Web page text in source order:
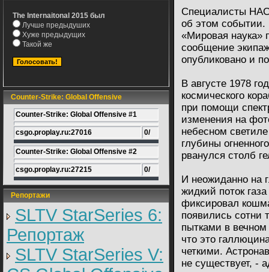
The Internaitonal 2015 был
Лучше предыдуших
Хуже предыдущих
Такой же
Counter-Strike: Global Offensive
Counter-Strike: Global Offensive #1
csgo.proplay.ru:27016 0/
Counter-Strike: Global Offensive #2
csgo.proplay.ru:27215 0/
Репортажи
SLTV StarSeries 6:
Репортаж
SLTV StarSeries V:
Специалисты
об этом событии.
«Мировая наука»
сообщение
опубликовано и
В августе 1978
космического
при помощи
изменения на
небесном
глубины
рванулся столб
И неожиданно на
жидкий поток
фиксировал
появились сотни
пытками в
что это
четкими.
не существует, -